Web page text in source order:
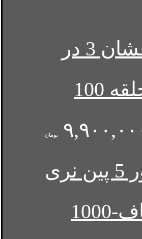
کابل افشان 3 در
0.75 -حلقه 100
تومان